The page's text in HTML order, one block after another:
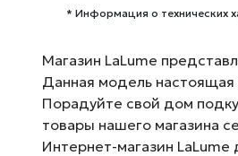
* Информация о технических
Магазин LaLume
Данная модель настоящая
Порадуйте свой дом
товары нашего магазина
Интернет-магазин